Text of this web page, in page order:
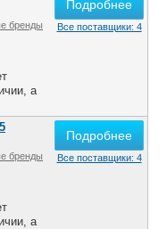
бренды
а
Подробнее
Все поставщики: 4
бренды
а
Подробнее
Все поставщики: 4